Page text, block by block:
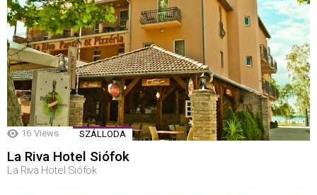
16 Views SZÁLLODA
La Riva Hotel Siófok
La Riva Hotel Siófok